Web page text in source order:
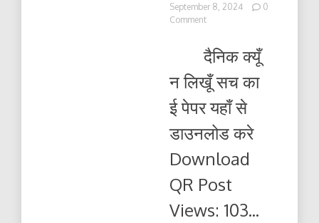
September 8, 2024
0
Commenton
क्यूँ
न
सच
09.09.2024
ई-
पेपर
यहाँ
पढ़ें
डाउनलोड
दैनिक क्यूँ
न लिखूँ सच का
ई पेपर यहाँ से
डाउनलोड करे
Download
QR Post
Views: 103...